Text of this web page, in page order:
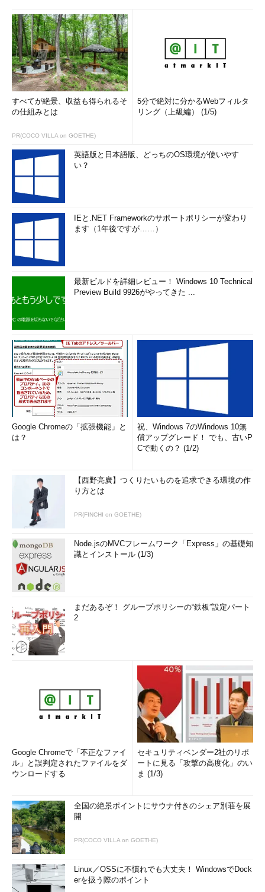
すべてが絶景、収益も得られるそ
の仕組みとは
PR(COCO VILLA on GOETHE)
5分で絶対に分かるWebフィルタ
リング（上級編） (1/5)
英語版と日本語版、どっちのOS環境が使いやす
い？
IEと.NET Frameworkのサポートポリシーが変わり
ます（1年後ですが……）
最新ビルドを詳細レビュー！ Windows 10 Technical
Preview Build 9926がやってきた ...
Google Chromeの「拡張機能」と
は？
祝、Windows 7のWindows 10無
償アップグレード！ でも、古いP
Cで動くの？ (1/2)
【西野亮廣】つくりたいものを追求できる環境の作
り方とは
PR(FINCHI on GOETHE)
Node.jsのMVCフレームワーク「Express」の基礎知
識とインストール (1/3)
まだあるぞ！ グループポリシーの“鉄板”設定パート
2
Google Chromeで「不正なファイ
ル」と誤判定されたファイルをダ
ウンロードする
セキュリティベンダー2社のリポ
ートに見る「攻撃の高度化」のい
ま (1/3)
全国の絶景ポイントにサウナ付きのシェア別荘を展
開
PR(COCO VILLA on GOETHE)
Linux／OSSに不慣れでも大丈夫！ WindowsでDock
erを扱う際のポイント